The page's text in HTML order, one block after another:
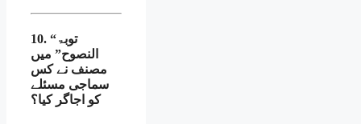
10. “توبۃ
النصوح” میں
مصنف نے کس
سماجی مسئلے
کو اجاگر کیا؟